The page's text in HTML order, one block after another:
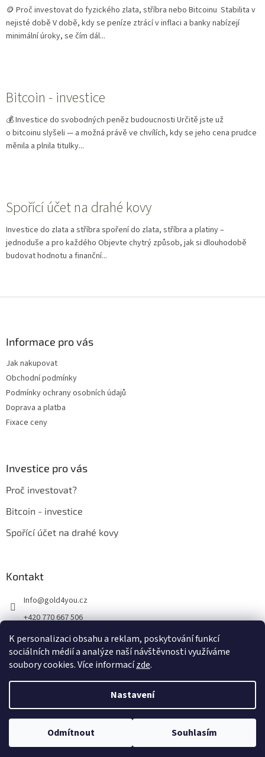
K personalizaci obsahu a reklam, poskytování funkcí
sociálních médií a analýze naší návštěvnosti využíváme
soubory cookies. Více informacízde.
Nastavení
Odmítnout Souhlasím
🪙 Proč investovat do fyzického zlata, stříbra nebo Bitcoinu Stabilita v
nejisté době V době, kdy se peníze ztrácí v inflaci a banky nabízejí
minimální úroky, se čím dál...
Bitcoin - investice
💰 Investice do svobodných peněz budoucnosti Určitě jste už
o bitcoinu slyšeli — a možná právě ve chvílích, kdy se jeho cena prudce
měnila a plnila titulky...
Spořící účet na drahé kovy
Investice do zlata a stříbra spoření do zlata, stříbra a platiny –
jednoduše a pro každého Objevte chytrý způsob, jak si dlouhodobě
budovat hodnotu a finanční...
Informace pro vás
Jak nakupovat
Obchodní podmínky
Podmínky ochrany osobních údajů
Doprava a platba
Fixace ceny
Investice pro vás
Proč investovat?
Bitcoin - investice
Spořící účet na drahé kovy
Kontakt
Info@gold4you.cz
+420 770 667 506
Copyright 2026Gold4you.cz. Všechna práva vyhrazena.Upravit